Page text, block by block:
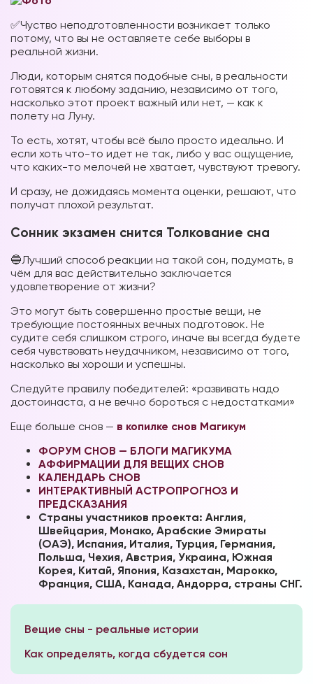
✅Чуство неподготовленности возникает только
потому, что вы не оставляете себе выборы в
реальной жизни.
Люди, которым снятся подобные сны, в реальности
готовятся к любому заданию, независимо от того,
насколько этот проект важный или нет, — как к
полету на Луну.
То есть, хотят, чтобы всё было просто идеально. И
если хоть что-то идет не так, либо у вас ощущение,
что каких-то мелочей не хватает, чувствуют тревогу.
И сразу, не дожидаясь момента оценки, решают, что
получат плохой результат.
Сонник экзамен снится Толкование сна
🔵Лучший способ реакции на такой сон, подумать, в
чём для вас действительно заключается
удовлетворение от жизни?
Это могут быть совершенно простые вещи, не
требующие постоянных вечных подготовок. Не
судите себя слишком строго, иначе вы всегда будете
себя чувствовать неудачником, независимо от того,
насколько вы хороши и успешны.
Следуйте правилу победителей: «развивать надо
достоинаста, а не вечно бороться с недостатками»
Еще больше снов — в копилке снов Магикум
ФОРУМ СНОВ — БЛОГИ МАГИКУМА
АФФИРМАЦИИ ДЛЯ ВЕЩИХ СНОВ
КАЛЕНДАРЬ СНОВ
ИНТЕРАКТИВНЫЙ АСТРОПРОГНОЗ И
ПРЕДСКАЗАНИЯ
Страны участников проекта: Англия,
Швейцария, Монако, Арабские Эмираты
(ОАЭ), Испания, Италия, Турция, Германия,
Польша, Чехия, Австрия, Украина, Южная
Корея, Китай, Япония, Казахстан, Марокко,
Франция, США, Канада, Андорра, страны СНГ.
Вещие сны - реальные истории
Как определять, когда сбудется сон